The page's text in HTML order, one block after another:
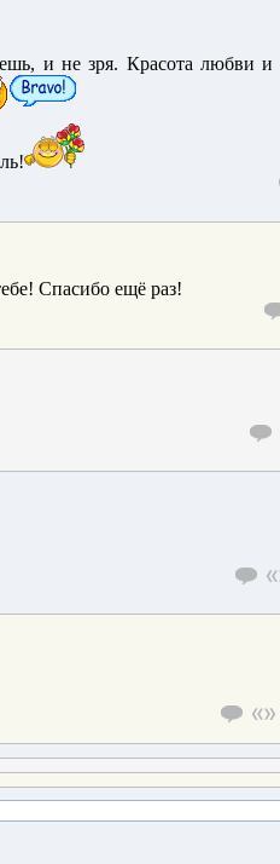
и не зря. Красота любви и
Спасибо ещё раз!